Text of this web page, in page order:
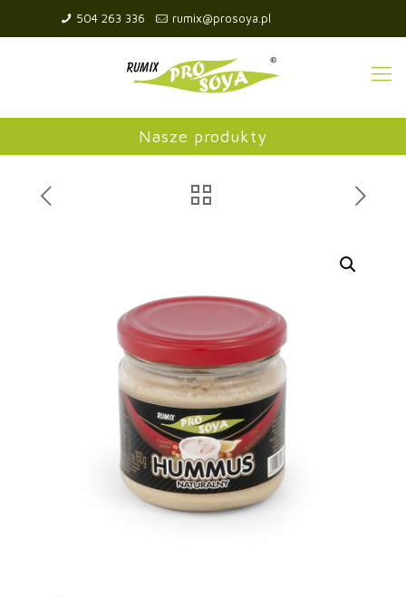
504 263 336 rumix@prosoya.pl
Nasze produkty